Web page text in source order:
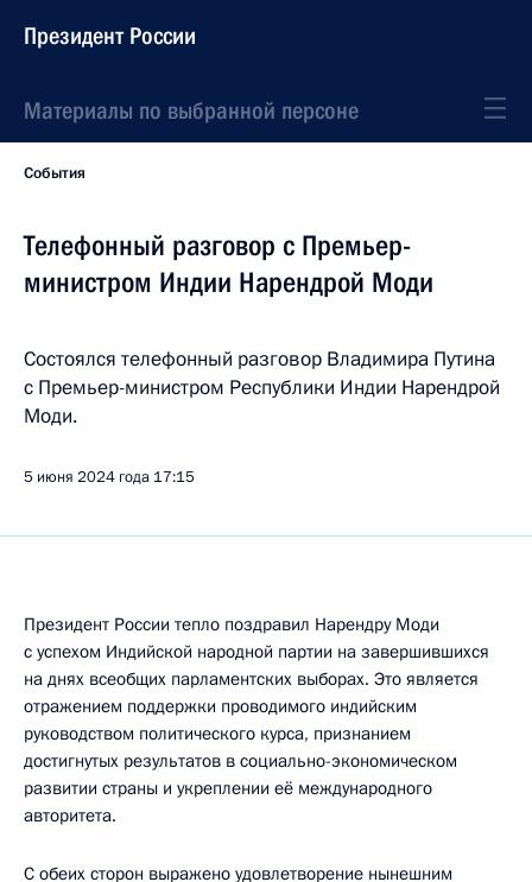
Президент России
Материалы по выбранной персоне
События
Телефонный разговор с Премьер-
министром Индии Нарендрой Моди
Состоялся телефонный разговор Владимира Путина
с Премьер-министром Республики Индии Нарендрой
Моди.
5 июня 2024 года 17:15
Президент России тепло поздравил Нарендру Моди
с успехом Индийской народной партии на завершившихся
на днях всеобщих парламентских выборах. Это является
отражением поддержки проводимого индийским
руководством политического курса, признанием
достигнутых результатов в социально-экономическом
развитии страны и укреплении её международного
авторитета.
С обеих сторон выражено удовлетворение нынешним